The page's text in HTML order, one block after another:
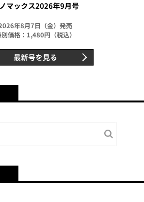
マックス2026年9月号
年8月7日（金）発売
価格：1,480円（税込）
最新号を見る